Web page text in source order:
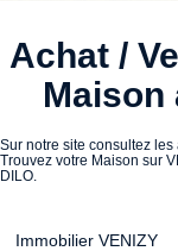
Achat /
Maison
Sur notre site consultez
Trouvez votre Maison sur
DILO.
Immobilier VENIZY